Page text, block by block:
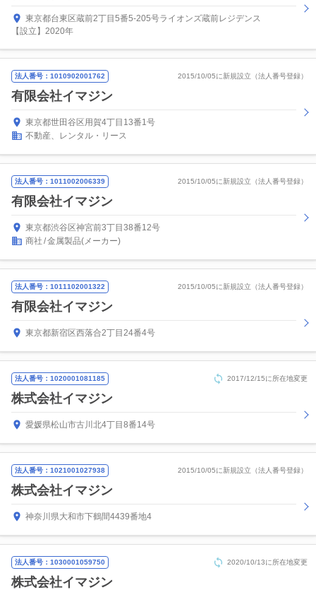
東京都台東区蔵前2丁目5番5-205号ライオンズ蔵前レジデンス
【設立】2020年
法人番号：1010902001762 2015/10/05に新規設立（法人番号登録）
有限会社イマジン
東京都世田谷区用賀4丁目13番1号
不動産、レンタル・リース
法人番号：1011002006339 2015/10/05に新規設立（法人番号登録）
有限会社イマジン
東京都渋谷区神宮前3丁目38番12号
商社 金属製品(メーカー)
法人番号：1011102001322 2015/10/05に新規設立（法人番号登録）
有限会社イマジン
東京都新宿区西落合2丁目24番4号
法人番号：1020001081185 2017/12/15に所在地変更
株式会社イマジン
愛媛県松山市古川北4丁目8番14号
法人番号：1021001027938 2015/10/05に新規設立（法人番号登録）
株式会社イマジン
神奈川県大和市下鶴間4439番地4
法人番号：1030001059750 2020/10/13に所在地変更
株式会社イマジン